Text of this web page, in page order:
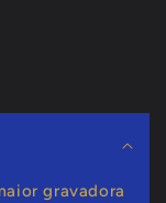
gravadora